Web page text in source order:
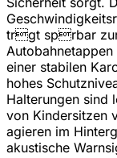
trgt sprbar zur
einer stabilen
hohes
Halterungen
von Kindersitzen
agieren im
akustische